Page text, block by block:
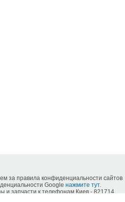
за правила конфиденциальности сайтов
Google нажмите тут.
и запчасти к телефонам Киев - 821714.